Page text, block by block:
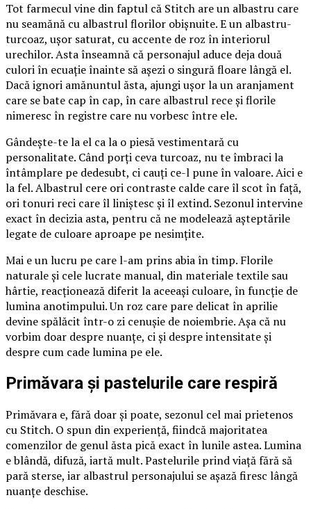
Tot farmecul vine din faptul că Stitch are un albastru care
nu seamănă cu albastrul florilor obișnuite. E un albastru-
turcoaz, ușor saturat, cu accente de roz în interiorul
urechilor. Asta înseamnă că personajul aduce deja două
culori în ecuație înainte să așezi o singură floare lângă el.
Dacă ignori amănuntul ăsta, ajungi ușor la un aranjament
care se bate cap în cap, în care albastrul rece și florile
nimeresc în registre care nu vorbesc între ele.
Gândește-te la el ca la o piesă vestimentară cu
personalitate. Când porți ceva turcoaz, nu te îmbraci la
întâmplare pe dedesubt, ci cauți ce-l pune în valoare. Aici e
la fel. Albastrul cere ori contraste calde care îl scot în față,
ori tonuri reci care îl liniștesc și îl extind. Sezonul intervine
exact în decizia asta, pentru că ne modelează așteptările
legate de culoare aproape pe nesimțite.
Mai e un lucru pe care l-am prins abia în timp. Florile
naturale și cele lucrate manual, din materiale textile sau
hârtie, reacționează diferit la aceeași culoare, în funcție de
lumina anotimpului. Un roz care pare delicat în aprilie
devine spălăcit într-o zi cenușie de noiembrie. Așa că nu
vorbim doar despre nuanțe, ci și despre intensitate și
despre cum cade lumina pe ele.
Primăvara și pastelurile care respiră
Primăvara e, fără doar și poate, sezonul cel mai prietenos
cu Stitch. O spun din experiență, fiindcă majoritatea
comenzilor de genul ăsta pică exact în lunile astea. Lumina
e blândă, difuză, iartă mult. Pastelurile prind viață fără să
pară sterse, iar albastrul personajului se așază firesc lângă
nuanțe deschise.